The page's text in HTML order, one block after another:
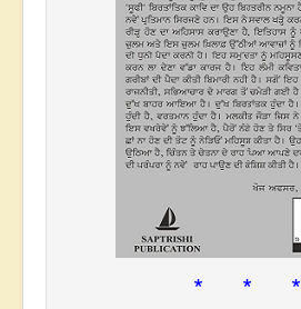
* * *